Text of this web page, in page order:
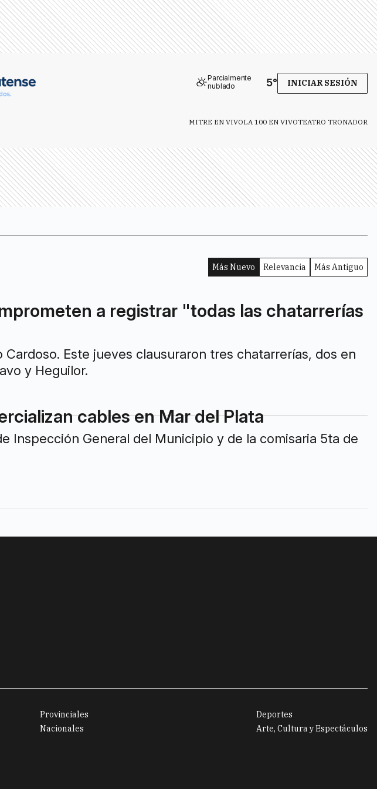
Parcialmente
nublado
5° INICIAR SESIÓN
MITRE EN VIVOLA 100 EN VIVOTEATRO TRONADOR
Más Nuevo Relevancia Más Antiguo
a registrar "todas las chatarrerías
Este jueves clausuraron tres chatarrerías, dos en
y Heguilor.
cables en Mar del Plata
Inspección General del Municipio y de la comisaria 5ta de
Provinciales
Nacionales
Deportes
Arte, Cultura y Espectáculos